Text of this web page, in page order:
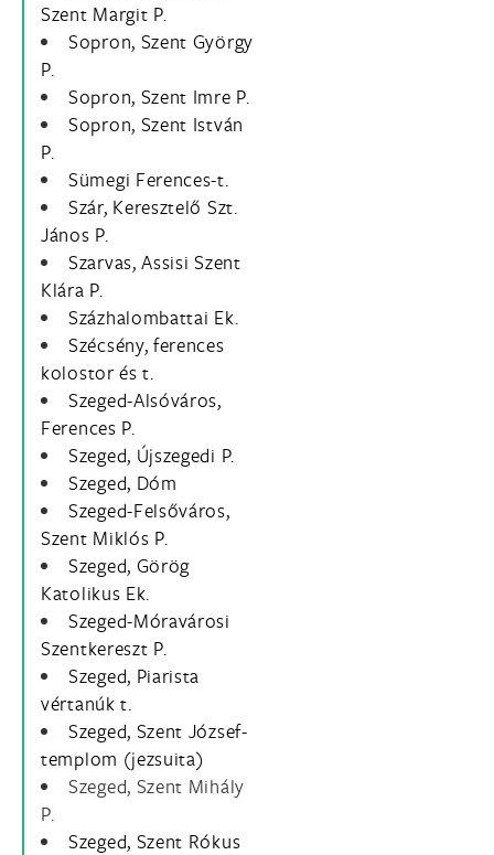
Szent Margit P.
Sopron, Szent György
P.
Sopron, Szent Imre P.
Sopron, Szent István
P.
Sümegi Ferences-t.
Szár, Keresztelő Szt.
János P.
Szarvas, Assisi Szent
Klára P.
Százhalombattai Ek.
Szécsény, ferences
kolostor és t.
Szeged-Alsóváros,
Ferences P.
Szeged, Újszegedi P.
Szeged, Dóm
Szeged-Felsőváros,
Szent Miklós P.
Szeged, Görög
Katolikus Ek.
Szeged-Móravárosi
Szentkereszt P.
Szeged, Piarista
vértanúk t.
Szeged, Szent József-
templom (jezsuita)
Szeged, Szent Mihály
P.
Szeged, Szent Rókus